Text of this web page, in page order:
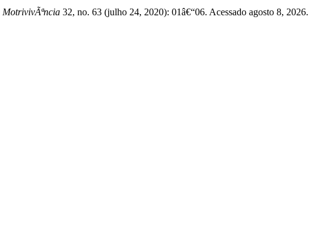
MotrivivÃªncia 32, no. 63 (julho 24, 2020): 01â€“06. Acessado agosto 8, 2026.